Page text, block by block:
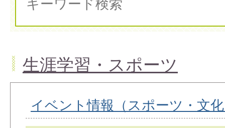
生涯学習・スポーツ
イベント情報（スポーツ・文